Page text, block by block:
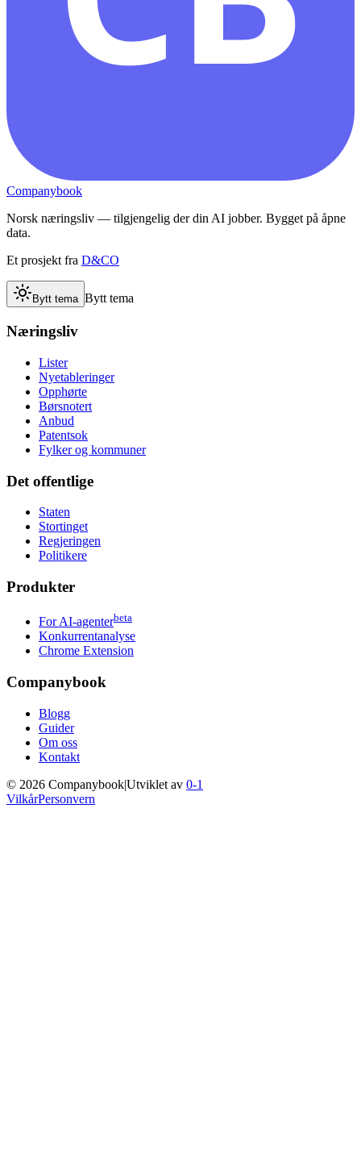
Companybook
Norsk næringsliv — tilgjengelig der din AI jobber. Bygget på åpne
data.
Et prosjekt fra D&CO
Bytt tema Bytt tema
Næringsliv
Lister
Nyetableringer
Opphørte
Børsnotert
Anbud
Patentsok
Fylker og kommuner
Det offentlige
Staten
Stortinget
Regjeringen
Politikere
Produkter
For AI-agenterbeta
Konkurrentanalyse
Chrome Extension
Companybook
Blogg
Guider
Om oss
Kontakt
© 2026 Companybook|Utviklet av 0-1
VilkårPersonvern